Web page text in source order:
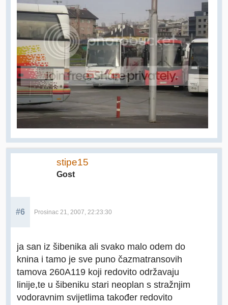
stipe15
Gost
#6 Prosinac 21, 2007, 22:23:30
ja san iz šibenika ali svako malo odem do
knina i tamo je sve puno čazmatransovih
tamova 260A119 koji redovito održavaju
linije,te u šibeniku stari neoplan s stražnjim
vodoravnim svijetlima također redovito